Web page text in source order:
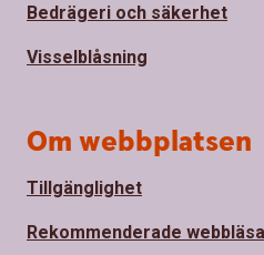
Bedrägeri och säkerhet
Visselblåsning
Om webbplatsen
Tillgänglighet
Rekommenderade